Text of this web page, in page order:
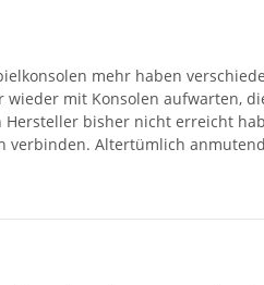
mehr haben
mit Konsolen aufwarten,
bisher nicht erreicht
verbinden. Altertümlich